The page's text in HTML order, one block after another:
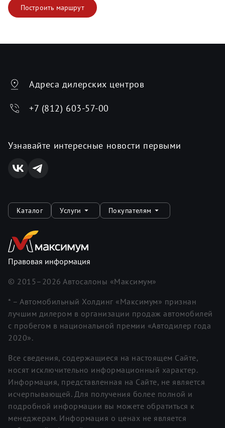
Построить маршрут
Адреса дилерских центров
+7 (812) 603-57-00
Узнавайте интересные новости первыми
Каталог Услуги Покупателям
Правовая информация
© 2015– 2026 Автосалоны «Максимум»
* – Автомобильный Холдинг «Максимум» признан
лучшим дилером в организации продаж автомобилей
с пробегом в национальной премии «Автодилер года
2020».
Все сведения, содержащиеся на настоящем Сайте,
носят исключительно информационный характер.
Информация, представленная на Сайте, не является
исчерпывающей. Для получения более полной и
подробной информации вы можете обратиться к
менеджерам. Информация о ценах не является